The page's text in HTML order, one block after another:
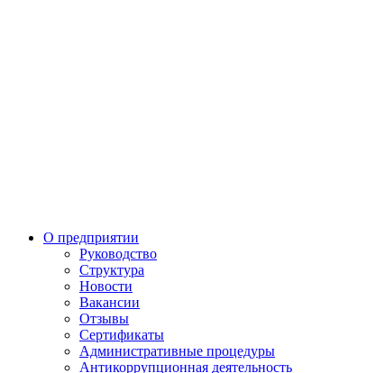
О предприятии
Руководство
Структура
Новости
Вакансии
Отзывы
Сертификаты
Административные процедуры
Антикоррупционная деятельность